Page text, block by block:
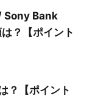
Sony Bank
？【ポイント
？【ポイント